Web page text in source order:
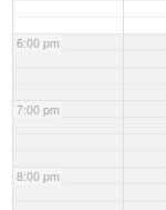
6:00 pm
7:00 pm
8:00 pm